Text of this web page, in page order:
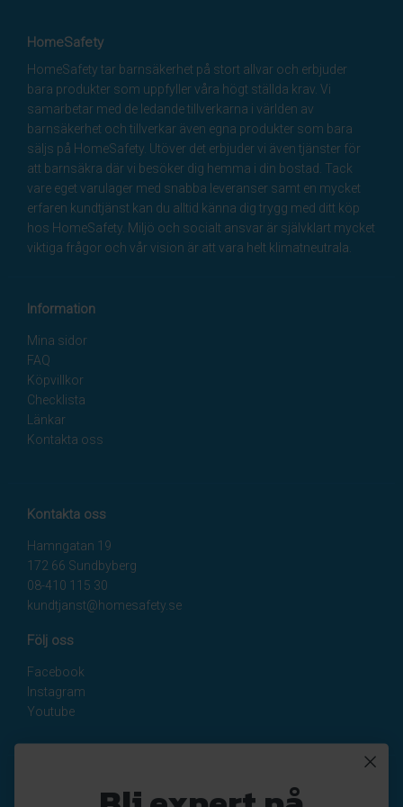
HomeSafety
HomeSafety tar barnsäkerhet på stort allvar och erbjuder
bara produkter som uppfyller våra högt ställda krav. Vi
samarbetar med de ledande tillverkarna i världen av
barnsäkerhet och tillverkar även egna produkter som bara
säljs på HomeSafety. Utöver det erbjuder vi även tjänster för
att barnsäkra där vi besöker dig hemma i din bostad. Tack
vare eget varulager med snabba leveranser samt en mycket
erfaren kundtjänst kan du alltid känna dig trygg med ditt köp
hos HomeSafety. Miljö och socialt ansvar är självklart mycket
viktiga frågor och vår vision är att vara helt klimatneutrala.
Information
Mina sidor
FAQ
Köpvillkor
Checklista
Länkar
Kontakta oss
Kontakta oss
Hamngatan 19
172 66 Sundbyberg
08-410 115 30
kundtjanst@homesafety.se
Följ oss
Facebook
Instagram
Youtube
Nyhetsbrev